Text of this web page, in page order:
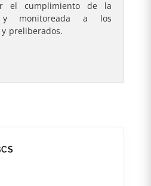
el cumplimiento de la
y monitoreada a los
preliberados.